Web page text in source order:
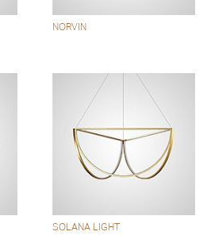
NORVIN
SOLANA LIGHT